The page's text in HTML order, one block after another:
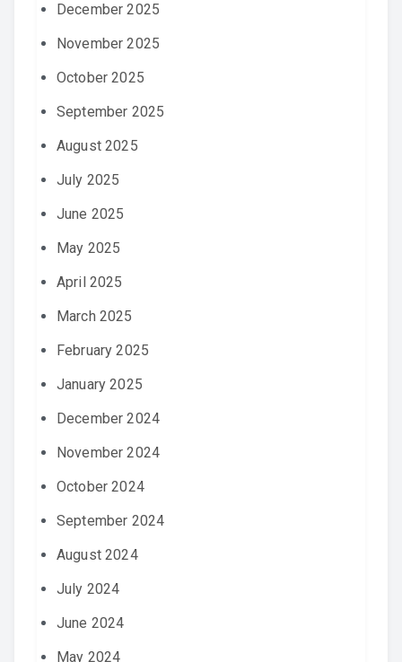
December 2025
November 2025
October 2025
September 2025
August 2025
July 2025
June 2025
May 2025
April 2025
March 2025
February 2025
January 2025
December 2024
November 2024
October 2024
September 2024
August 2024
July 2024
June 2024
May 2024